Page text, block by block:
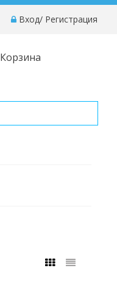
Вход/ Регистрация
Корзина